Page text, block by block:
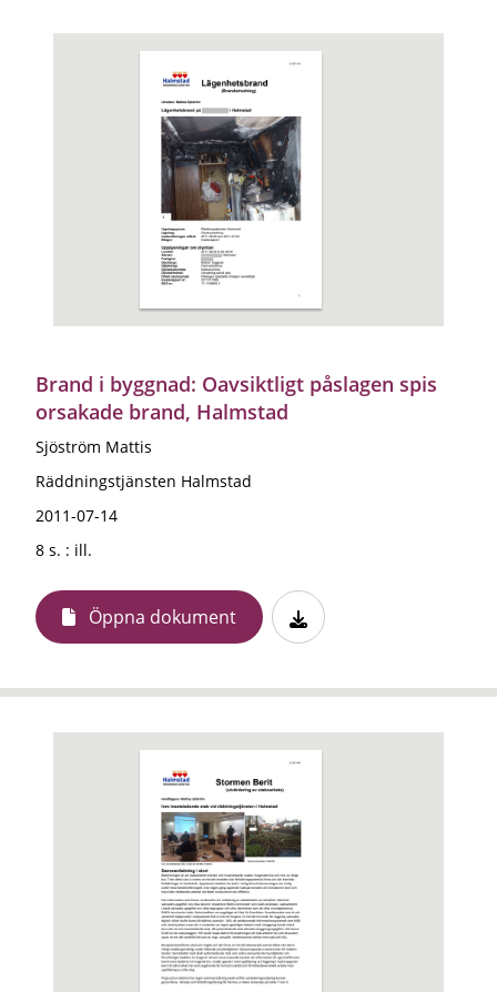
Brand i byggnad: Oavsiktligt påslagen spis
orsakade brand, Halmstad
Sjöström Mattis
Räddningstjänsten Halmstad
2011-07-14
8 s. : ill.
Öppna dokument